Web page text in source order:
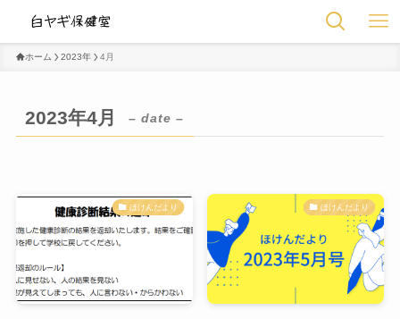
ホーム 2023年 4月
2023年4月 – date –
ほけんだより ほけんだより